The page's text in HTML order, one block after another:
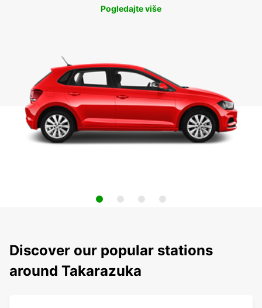
Pogledajte više
Discover our popular stations
around Takarazuka